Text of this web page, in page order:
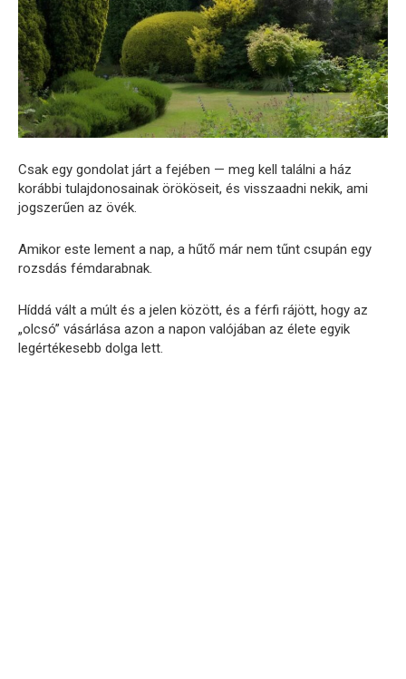
Csak egy gondolat járt a fejében — meg kell találni a ház
korábbi tulajdonosainak örököseit, és visszaadni nekik, ami
jogszerűen az övék.
Amikor este lement a nap, a hűtő már nem tűnt csupán egy
rozsdás fémdarabnak.
Híddá vált a múlt és a jelen között, és a férfi rájött, hogy az
„olcsó” vásárlása azon a napon valójában az élete egyik
legértékesebb dolga lett.